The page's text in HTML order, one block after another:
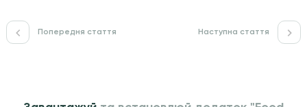
Попередня стаття Наступна стаття